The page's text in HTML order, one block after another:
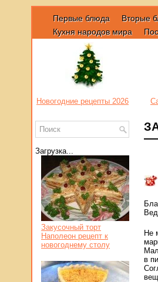
Первые блюда Вторые
Кухня народов мира
Новогодние рецепты 2026
Не
в
Загрузка...
Закусочный торт
Наполеон рецепт к
новогоднему столу